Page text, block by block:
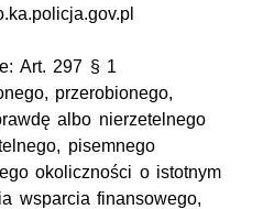
Art. 297 § 1
przerobionego,
albo nierzetelnego
pisemnego
okoliczności o istotnym
wsparcia finansowego,